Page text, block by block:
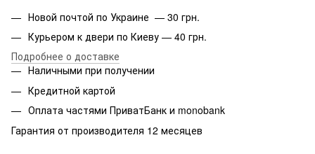
Новой почтой по Украине — 30 грн.
Курьером к двери по Киеву — 40 грн.
Подробнее о доставке
Наличными при получении
Кредитной картой
Оплата частями ПриватБанк и monobank
Гарантия от производителя 12 месяцев